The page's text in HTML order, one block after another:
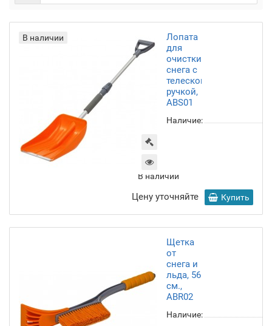
В наличии
Лопата
для
очистки
снега с
телескопической
ручкой,
ABS01
Наличие:
В наличии
Цену уточняйте Купить
Щетка
от
снега и
льда, 56
см.,
ABR02
Наличие: